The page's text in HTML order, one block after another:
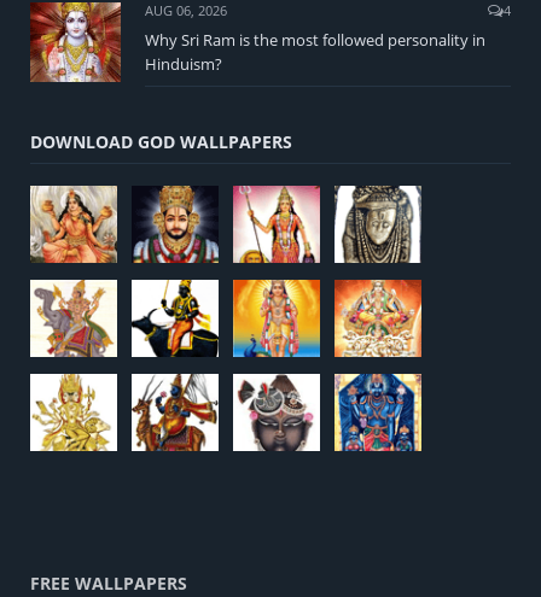
AUG 06, 2026 4
Why Sri Ram is the most followed personality in
Hinduism?
DOWNLOAD GOD WALLPAPERS
FREE WALLPAPERS